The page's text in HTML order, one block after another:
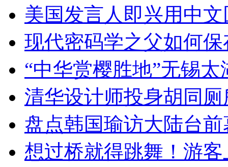
美国发言人即兴用中
现代密码学之父如何
“中华赏樱胜地”无锡
清华设计师投身胡同
盘点韩国瑜访大陆台
想过桥就得跳舞！游客